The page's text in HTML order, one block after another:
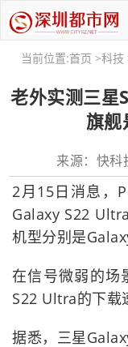
当前位置:首页 >科技
老外实测三星
旗
来源：快
2月15日消息，
Galaxy S22
机型分别是
在信号微弱的场
S22 Ultra的下载
据悉，三星